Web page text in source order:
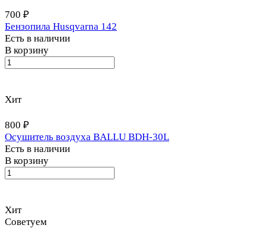
700 ₽
Бензопила Husqvarna 142
Есть в наличии
В корзину
Хит
800 ₽
Осушитель воздуха BALLU BDH-30L
Есть в наличии
В корзину
Хит
Советуем